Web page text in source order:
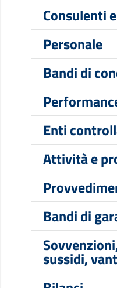
Consulenti
Personale
Bandi di
Enti
Attività e
Bandi di
sussidi,